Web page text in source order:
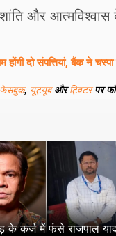
और आत्मविश्वास
दो संपत्तियां, बैंक ने चस्पा
फेसबुक, यूट्यूबऔरट्विटरपर
के कर्ज में फंसे राजपाल